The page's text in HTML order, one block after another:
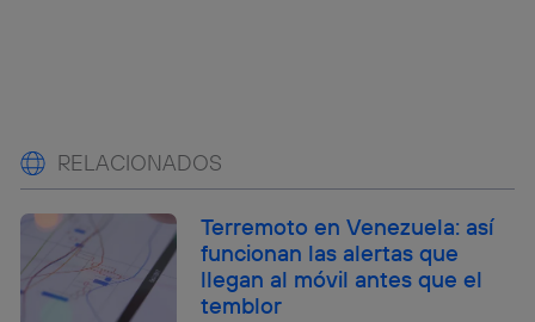
RELACIONADOS
Terremoto en Venezuela: así
funcionan las alertas que
llegan al móvil antes que el
temblor